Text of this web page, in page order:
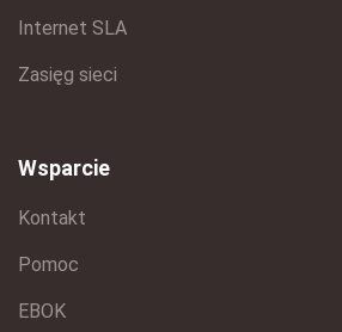
Internet SLA
Zasięg sieci
Wsparcie
Kontakt
Pomoc
EBOK